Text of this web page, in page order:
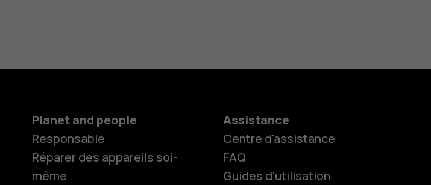
Planet and people
Responsable
Réparer des appareils soi-
même
Assistance
Centre d'assistance
FAQ
Guides d'utilisation